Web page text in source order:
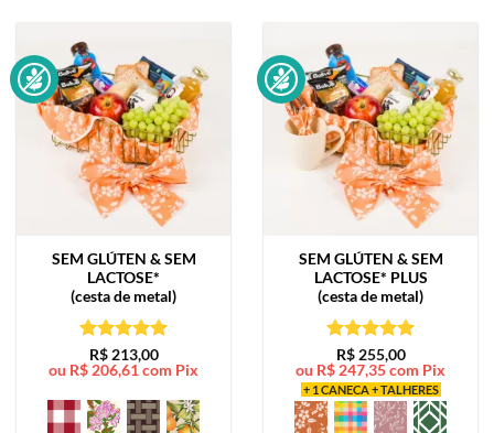
SEM GLÚTEN & SEM
LACTOSE*
(cesta de metal)
Avaliação5
de 5
R$213,00
ou R$206,61com Pix
SEM GLÚTEN & SEM
LACTOSE* PLUS
(cesta de metal)
Avaliação5
de 5
R$255,00
ou R$247,35com Pix
+ 1 CANECA + TALHERES